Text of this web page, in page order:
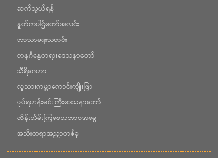
ဆက်သွယ်ရန်
နှုတ်ကပါဌ်တော်အလင်း
ဘာသာရေးသတင်း
တနင်္ဂနွေတရားဒေသနာတော်
သီရိဂေဟာ
လူသားကမ္ဘာကောင်းကျိုးဖြာ
ပုပ်ရဟန်းမင်းကြီးဒေသနာတော်
ထိန်းသိမ်းကြစေသဘာဝအမွေ
အသီးတရာအညှာတစ်ခု